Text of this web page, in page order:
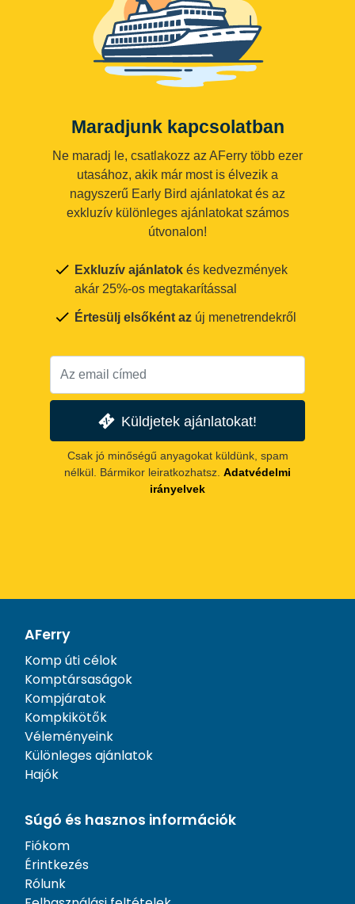
Maradjunk kapcsolatban
Ne maradj le, csatlakozz az AFerry több ezer
utasához, akik már most is élvezik a
nagyszerű Early Bird ajánlatokat és az
exkluzív különleges ajánlatokat számos
útvonalon!
Exkluzív ajánlatok és kedvezmények
akár 25%-os megtakarítással
Értesülj elsőként az új menetrendekről
Küldjetek ajánlatokat!
Csak jó minőségű anyagokat küldünk, spam
nélkül. Bármikor leiratkozhatsz. Adatvédelmi
irányelvek
AFerry
Komp úti célok
Komptársaságok
Kompjáratok
Kompkikötők
Véleményeink
Különleges ajánlatok
Hajók
Súgó és hasznos információk
Fiókom
Érintkezés
Rólunk